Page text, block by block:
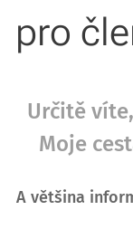
pro
Určitě
Moje
A většina